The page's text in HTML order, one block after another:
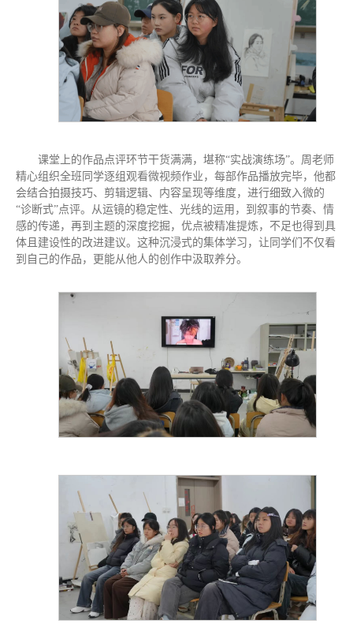
课堂上的作品点评环节干货满满，堪称“实战演练场”。周老师
精心组织全班同学逐组观看微视频作业，每部作品播放完毕，他都
会结合拍摄技巧、剪辑逻辑、内容呈现等维度，进行细致入微的
“诊断式”点评。从运镜的稳定性、光线的运用，到叙事的节奏、情
感的传递，再到主题的深度挖掘，优点被精准提炼，不足也得到具
体且建设性的改进建议。这种沉浸式的集体学习，让同学们不仅看
到自己的作品，更能从他人的创作中汲取养分。